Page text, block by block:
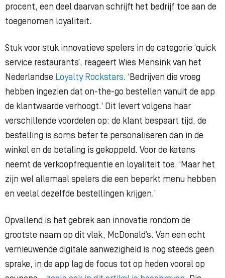
procent, een deel daarvan schrijft het bedrijf toe aan de
toegenomen loyaliteit.
Stuk voor stuk innovatieve spelers in de categorie ‘quick
service restaurants’, reageert Wies Mensink van het
Nederlandse Loyalty Rockstars. ‘Bedrijven die vroeg
hebben ingezien dat on-the-go bestellen vanuit de app
de klantwaarde verhoogt.’ Dit levert volgens haar
verschillende voordelen op: de klant bespaart tijd, de
bestelling is soms beter te personaliseren dan in de
winkel en de betaling is gekoppeld. Voor de ketens
neemt de verkoopfrequentie en loyaliteit toe. ‘Maar het
zijn wel allemaal spelers die een beperkt menu hebben
en veelal dezelfde bestellingen krijgen.’
Opvallend is het gebrek aan innovatie rondom de
grootste naam op dit vlak, McDonald’s. Van een echt
vernieuwende digitale aanwezigheid is nog steeds geen
sprake, in de app lag de focus tot op heden vooral op